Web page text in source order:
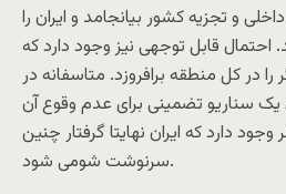
و تجزیه کشور بیانجامد و ایران را
قابل توجهی نیز وجود دارد که
در کل منطقه برافروزد. متاسفانه در
سناریو تضمینی برای عدم وقوع آن
دارد که ایران نهایتا گرفتار چنین
سرنوشت شومی شود.